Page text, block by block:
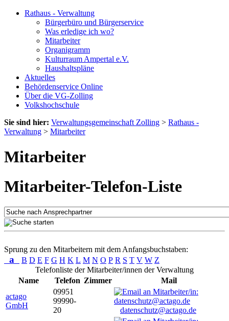
Rathaus - Verwaltung
Bürgerbüro und Bürgerservice
Was erledige ich wo?
Mitarbeiter
Organigramm
Kulturraum Ampertal e.V.
Haushaltspläne
Aktuelles
Behördenservice Online
Über die VG-Zolling
Volkshochschule
Sie sind hier: Verwaltungsgemeinschaft Zolling > Rathaus -
Verwaltung > Mitarbeiter
Mitarbeiter
Mitarbeiter-Telefon-Liste
Sprung zu den Mitarbeitern mit dem Anfangsbuchstaben:
a B D E F G H K L M N O P R S T V W Z
Telefonliste der Mitarbeiter/innen der Verwaltung
Name
Telefon Zimmer
Mail
actago
GmbH
09951
99990-
20
datenschutz@actago.de